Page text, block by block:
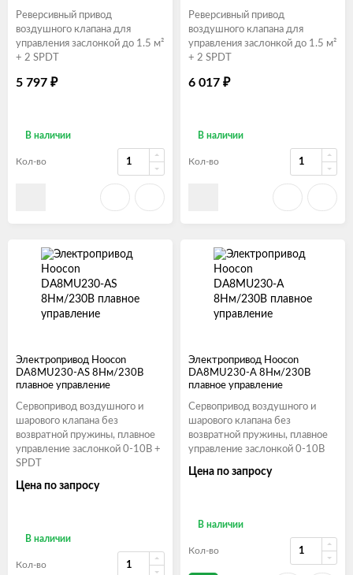
Реверсивный привод
воздушного клапана для
управления заслонкой до 1.5 м²
+ 2 SPDT
5 797 ₽
В наличии
Кол-во
Реверсивный привод
воздушного клапана для
управления заслонкой до 1.5 м²
+ 2 SPDT
6 017 ₽
В наличии
Кол-во
Электропривод Hoocon
DA8MU230-AS 8Нм/230В
плавное управление
Сервопривод воздушного и
шарового клапана без
возвратной пружины, плавное
управление заслонкой 0-10В +
SPDT
Цена по запросу
В наличии
Кол-во
Электропривод Hoocon
DA8MU230-A 8Нм/230В
плавное управление
Сервопривод воздушного и
шарового клапана без
возвратной пружины, плавное
управление заслонкой 0-10В
Цена по запросу
В наличии
Кол-во